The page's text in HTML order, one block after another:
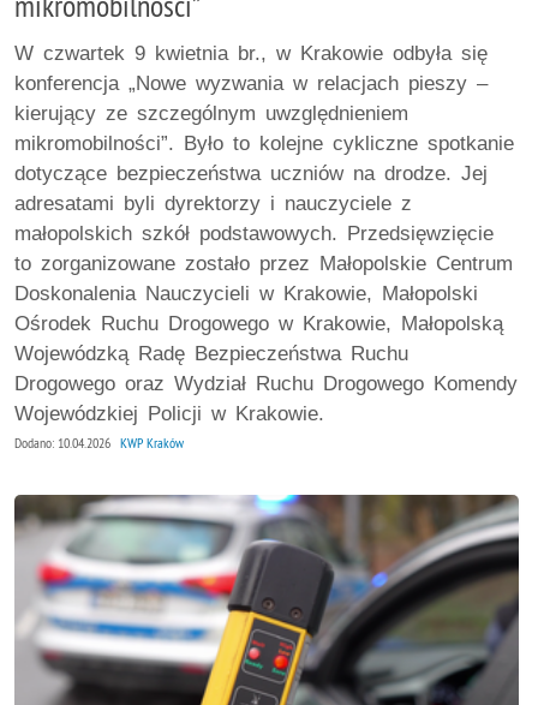
W czwartek 9 kwietnia br., w Krakowie odbyła się
konferencja „Nowe wyzwania w relacjach pieszy –
kierujący ze szczególnym uwzględnieniem
mikromobilności”. Było to kolejne cykliczne spotkanie
dotyczące bezpieczeństwa uczniów na drodze. Jej
adresatami byli dyrektorzy i nauczyciele z
małopolskich szkół podstawowych. Przedsięwzięcie
to zorganizowane zostało przez Małopolskie Centrum
Doskonalenia Nauczycieli w Krakowie, Małopolski
Ośrodek Ruchu Drogowego w Krakowie, Małopolską
Wojewódzką Radę Bezpieczeństwa Ruchu
Drogowego oraz Wydział Ruchu Drogowego Komendy
Wojewódzkiej Policji w Krakowie.
Dodano: 10.04.2026 KWP Kraków